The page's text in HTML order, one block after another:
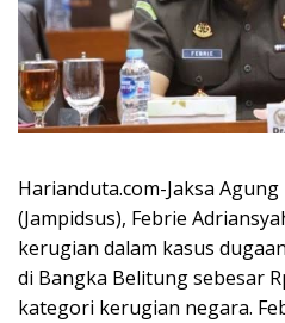
Harianduta.com-Jaksa
(Jampidsus), Febrie
kerugian dalam kasus
di Bangka Belitung sebesar
kategori kerugian negara.